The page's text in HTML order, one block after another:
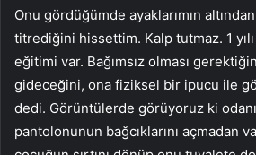
Onu gördüğümde ayaklarımın
titrediğini hissettim. Kalp tutmaz. 1
eğitimi var. Bağımsız olması
gideceğini, ona fiziksel bir ipucu ile
dedi. Görüntülerde görüyoruz ki
pantolonunun bağcıklarını açmadan